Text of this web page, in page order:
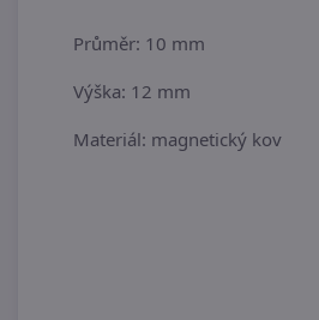
Průměr: 10 mm
Výška: 12 mm
Materiál: magnetický kov